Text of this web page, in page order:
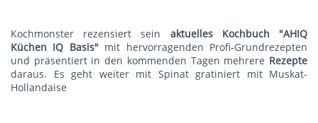
Kochmonster rezensiert sein aktuelles Kochbuch "AHIQ
Küchen IQ Basis" mit hervorragenden Profi-Grundrezepten
und präsentiert in den kommenden Tagen mehrere Rezepte
daraus. Es geht weiter mit Spinat gratiniert mit Muskat-
Hollandaise